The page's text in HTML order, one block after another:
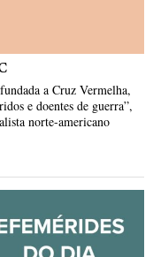
a Cruz Vermelha,
e doentes de guerra”,
norte-americano